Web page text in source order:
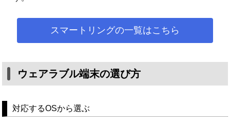
スマートリングの一覧はこちら
ウェアラブル端末の選び方
対応するOSから選ぶ